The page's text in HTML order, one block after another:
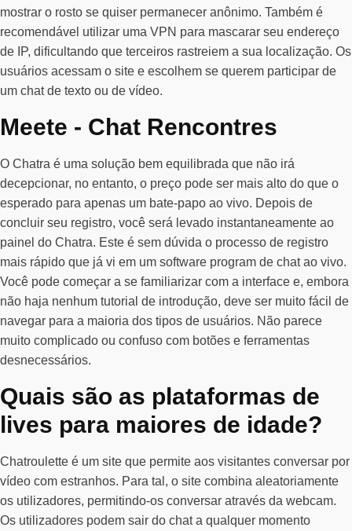
mostrar o rosto se quiser permanecer anônimo. Também é
recomendável utilizar uma VPN para mascarar seu endereço
de IP, dificultando que terceiros rastreiem a sua localização. Os
usuários acessam o site e escolhem se querem participar de
um chat de texto ou de vídeo.
Meete - Chat Rencontres
O Chatra é uma solução bem equilibrada que não irá
decepcionar, no entanto, o preço pode ser mais alto do que o
esperado para apenas um bate-papo ao vivo. Depois de
concluir seu registro, você será levado instantaneamente ao
painel do Chatra. Este é sem dúvida o processo de registro
mais rápido que já vi em um software program de chat ao vivo.
Você pode começar a se familiarizar com a interface e, embora
não haja nenhum tutorial de introdução, deve ser muito fácil de
navegar para a maioria dos tipos de usuários. Não parece
muito complicado ou confuso com botões e ferramentas
desnecessários.
Quais são as plataformas de
lives para maiores de idade?
Chatroulette é um site que permite aos visitantes conversar por
vídeo com estranhos. Para tal, o site combina aleatoriamente
os utilizadores, permitindo-os conversar através da webcam.
Os utilizadores podem sair do chat a qualquer momento